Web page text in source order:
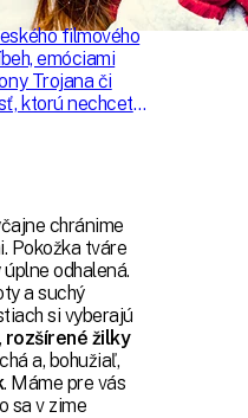
chránime
Pokožka tváre
odhalená.
a suchý
si vyberajú
rozšírené žilky
a, bohužiaľ,
. Máme pre vás
sa v zime
filmového
emóciami
Trojana či
ktorú nechcete
do kina práve
článku.